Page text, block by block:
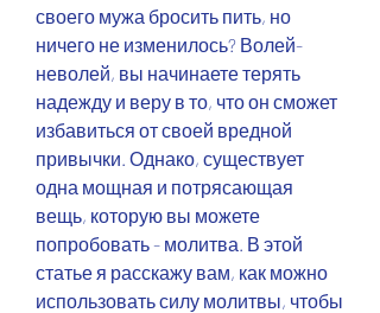
своего мужа бросить пить, но
ничего не изменилось? Волей-
неволей, вы начинаете терять
надежду и веру в то, что он сможет
избавиться от своей вредной
привычки. Однако, существует
одна мощная и потрясающая
вещь, которую вы можете
попробовать - молитва. В этой
статье я расскажу вам, как можно
использовать силу молитвы, чтобы